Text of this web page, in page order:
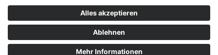
Impressum Datenschutz
Zu hourofpower.de